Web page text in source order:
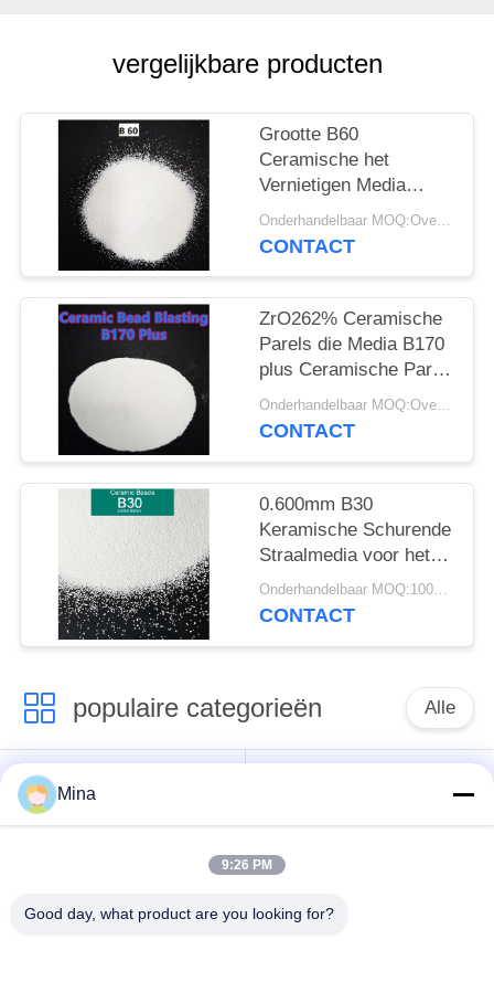
vergelijkbare producten
Grootte B60
Ceramische het
Vernietigen Media
0.3mm
Zirconiumdioxydeparels
Onderhandelbaar MOQ:Overeen te komen
CONTACT
ZrO262% Ceramische
Parels die Media B170
plus Ceramische Parel
Schurende Deblurrings
vernietigen
Onderhandelbaar MOQ:Overeen te komen
CONTACT
0.600mm B30
Keramische Schurende
Straalmedia voor het
Schoonmaken van de
Vormen van
Onderhandelbaar MOQ:100KGS
CONTACT
populaire categorieën Alle
Het ceramische Parel
Vernietigen
zirconiumdioxyde
Mina
9:26 PM
Good day, what product are you looking for?